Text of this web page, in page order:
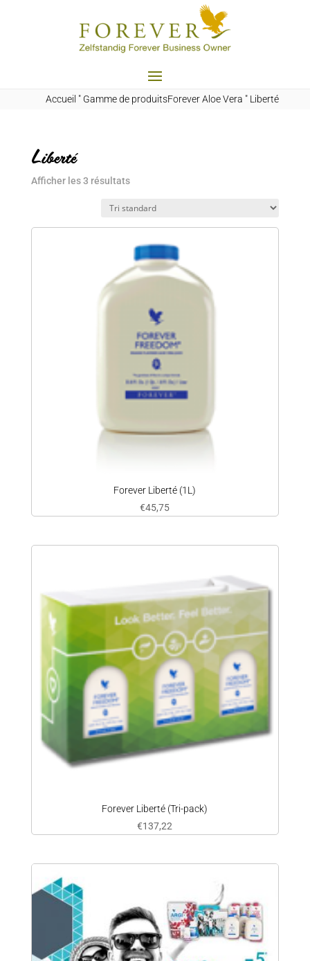
Accueil " Gamme de produitsForever Aloe Vera " Liberté
Liberté
Afficher les 3 résultats
Forever Liberté (1L)
€45,75
Forever Liberté (Tri-pack)
€137,22